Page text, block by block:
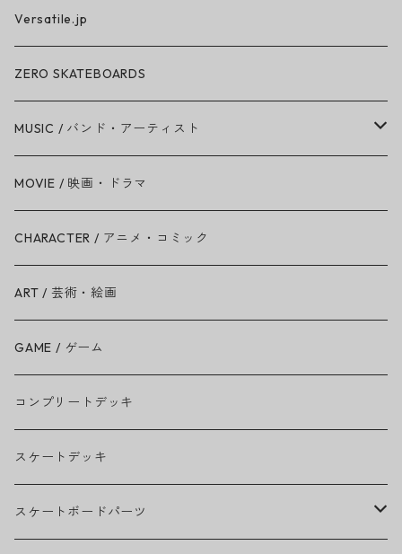
Versatile.jp
ZERO SKATEBOARDS
MUSIC / バンド・アーティスト
Amy Winehouse
Ariana Grande
BAD RELIGION
BEASTIE BOYS
THE BEATLES
BILLIE EILISH
BOB MARLEY
MOVIE / 映画・ドラマ
CHARACTER / アニメ・コミック
ART / 芸術・絵画
GAME / ゲーム
コンプリートデッキ
スケートデッキ
スケートボードパーツ